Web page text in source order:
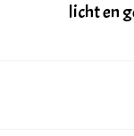
licht en